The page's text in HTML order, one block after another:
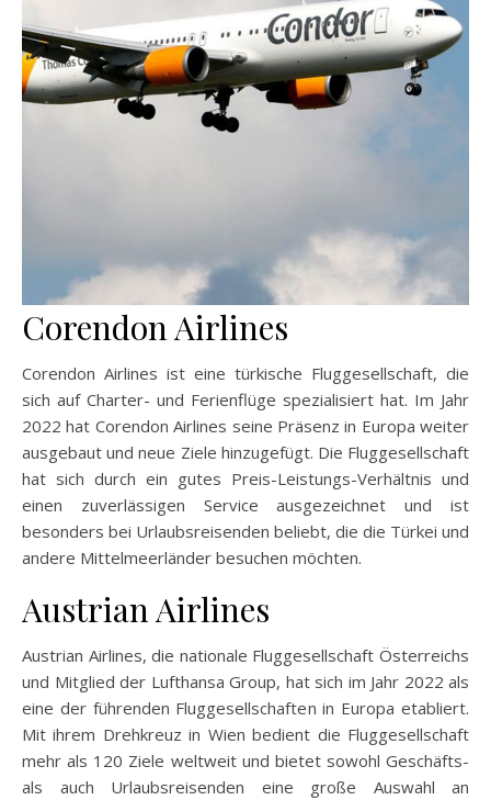
Corendon Airlines
Corendon Airlines ist eine türkische Fluggesellschaft, die
sich auf Charter- und Ferienflüge spezialisiert hat. Im Jahr
2022 hat Corendon Airlines seine Präsenz in Europa weiter
ausgebaut und neue Ziele hinzugefügt. Die Fluggesellschaft
hat sich durch ein gutes Preis-Leistungs-Verhältnis und
einen zuverlässigen Service ausgezeichnet und ist
besonders bei Urlaubsreisenden beliebt, die die Türkei und
andere Mittelmeerländer besuchen möchten.
Austrian Airlines
Austrian Airlines, die nationale Fluggesellschaft Österreichs
und Mitglied der Lufthansa Group, hat sich im Jahr 2022 als
eine der führenden Fluggesellschaften in Europa etabliert.
Mit ihrem Drehkreuz in Wien bedient die Fluggesellschaft
mehr als 120 Ziele weltweit und bietet sowohl Geschäfts-
als auch Urlaubsreisenden eine große Auswahl an